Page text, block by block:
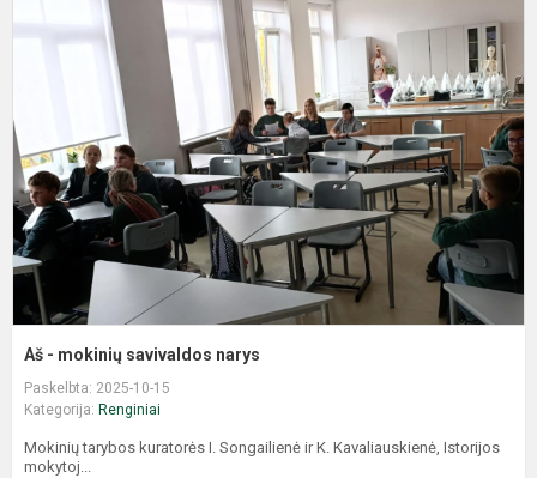
Aš - mokinių savivaldos narys
Paskelbta: 2025-10-15
Kategorija: Renginiai
Mokinių tarybos kuratorės I. Songailienė ir K. Kavaliauskienė, Istorijos
mokytoj...